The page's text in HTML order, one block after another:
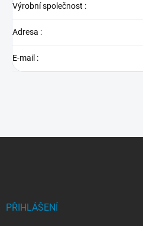
Výrobní společnost :
Adresa :
E-mail :
PŘIHLÁŠENÍ